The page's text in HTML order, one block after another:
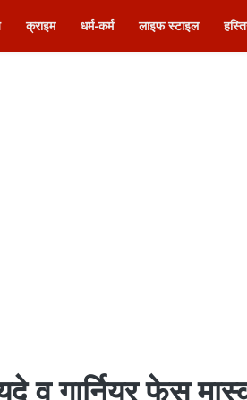
क्राइम धर्म-कर्म लाइफ स्टाइल
व गार्नियर फेस